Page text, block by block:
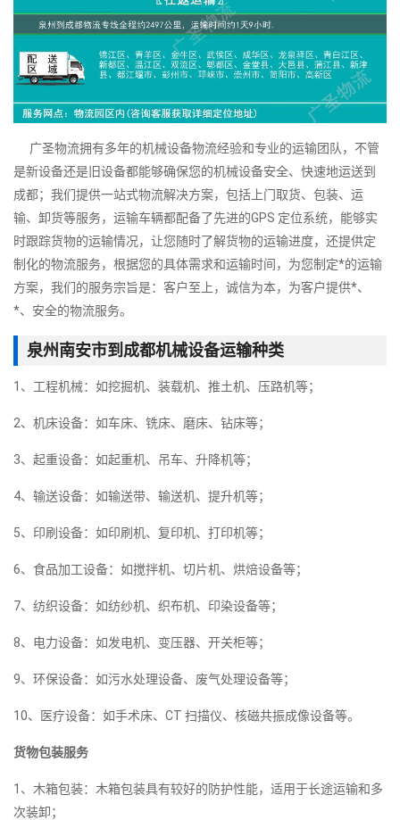
广圣物流拥有多年的机械设备物流经验和专业的运输团队，不管
是新设备还是旧设备都能够确保您的机械设备安全、快速地运送到
成都；我们提供一站式物流解决方案，包括上门取货、包装、运
输、卸货等服务，运输车辆都配备了先进的GPS 定位系统，能够实
时跟踪货物的运输情况，让您随时了解货物的运输进度，还提供定
制化的物流服务，根据您的具体需求和运输时间，为您制定*的运输
方案，我们的服务宗旨是：客户至上，诚信为本，为客户提供*、
*、安全的物流服务。
泉州南安市到成都机械设备运输种类
1、工程机械：如挖掘机、装载机、推土机、压路机等；
2、机床设备：如车床、铣床、磨床、钻床等；
3、起重设备：如起重机、吊车、升降机等；
4、输送设备：如输送带、输送机、提升机等；
5、印刷设备：如印刷机、复印机、打印机等；
6、食品加工设备：如搅拌机、切片机、烘焙设备等；
7、纺织设备：如纺纱机、织布机、印染设备等；
8、电力设备：如发电机、变压器、开关柜等；
9、环保设备：如污水处理设备、废气处理设备等；
10、医疗设备：如手术床、CT 扫描仪、核磁共振成像设备等。
货物包装服务
1、木箱包装：木箱包装具有较好的防护性能，适用于长途运输和多
次装卸；